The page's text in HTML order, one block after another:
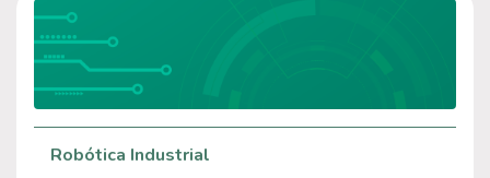
Robótica Industrial